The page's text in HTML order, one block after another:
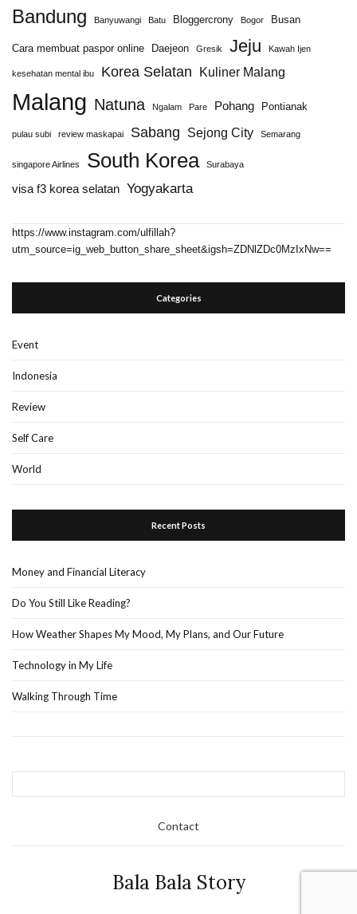
Bandung Banyuwangi Batu Bloggercrony Bogor Busan
Cara membuat paspor online Daejeon Gresik Jeju Kawah Ijen
kesehatan mental ibu Korea Selatan Kuliner Malang
Malang Natuna Ngalam Pare Pohang Pontianak
pulau subi review maskapai Sabang Sejong City Semarang
singapore Airlines South Korea Surabaya
visa f3 korea selatan Yogyakarta
https://www.instagram.com/ulfillah?
utm_source=ig_web_button_share_sheet&igsh=ZDNlZDc0MzIxNw==
Categories
Event
Indonesia
Review
Self Care
World
Recent Posts
Money and Financial Literacy
Do You Still Like Reading?
How Weather Shapes My Mood, My Plans, and Our Future
Technology in My Life
Walking Through Time
Contact
Bala Bala Story